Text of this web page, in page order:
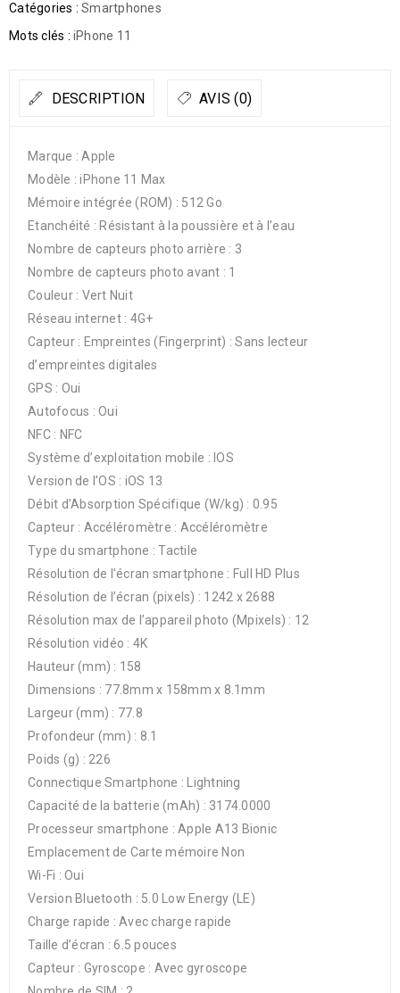
Catégories : Smartphones
Mots clés : iPhone 11
DESCRIPTION AVIS (0)
Marque : Apple
Modèle : iPhone 11 Max
Mémoire intégrée (ROM) : 512 Go
Etanchéité : Résistant à la poussière et à l’eau
Nombre de capteurs photo arrière : 3
Nombre de capteurs photo avant : 1
Couleur : Vert Nuit
Réseau internet : 4G+
Capteur : Empreintes (Fingerprint) : Sans lecteur
d’empreintes digitales
GPS : Oui
Autofocus : Oui
NFC : NFC
Système d’exploitation mobile : IOS
Version de l’OS : iOS 13
Débit d’Absorption Spécifique (W/kg) : 0.95
Capteur : Accéléromètre : Accéléromètre
Type du smartphone : Tactile
Résolution de l’écran smartphone : Full HD Plus
Résolution de l’écran (pixels) : 1242 x 2688
Résolution max de l’appareil photo (Mpixels) : 12
Résolution vidéo : 4K
Hauteur (mm) : 158
Dimensions : 77.8mm x 158mm x 8.1mm
Largeur (mm) : 77.8
Profondeur (mm) : 8.1
Poids (g) : 226
Connectique Smartphone : Lightning
Capacité de la batterie (mAh) : 3174.0000
Processeur smartphone : Apple A13 Bionic
Emplacement de Carte mémoire Non
Wi-Fi : Oui
Version Bluetooth : 5.0 Low Energy (LE)
Charge rapide : Avec charge rapide
Taille d’écran : 6.5 pouces
Capteur : Gyroscope : Avec gyroscope